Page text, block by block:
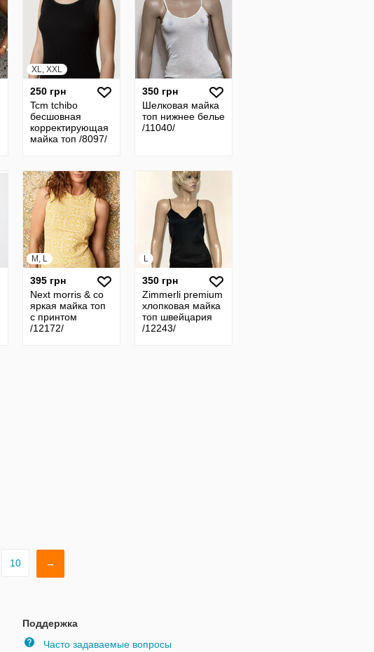
XL, XXL
250 грн
Tcm tchibo
бесшовная
корректирующая
майка топ /8097/
350 грн
Шелковая майка
топ нижнее белье
/11040/
M, L
395 грн
Next morris & co
яркая майка топ
с принтом
/12172/
L
350 грн
Zimmerli premium
хлопковая майка
топ швейцария
/12243/
10 →
Поддержка
Часто задаваемые вопросы